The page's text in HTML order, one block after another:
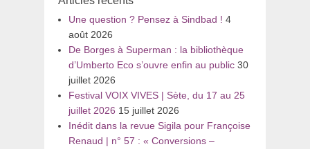
Une question ? Pensez à Sindbad ! 4
août 2026
De Borges à Superman : la bibliothèque
d’Umberto Eco s’ouvre enfin au public 30
juillet 2026
Festival VOIX VIVES | Sète, du 17 au 25
juillet 2026 15 juillet 2026
Inédit dans la revue Sigila pour Françoise
Renaud | n° 57 : « Conversions –